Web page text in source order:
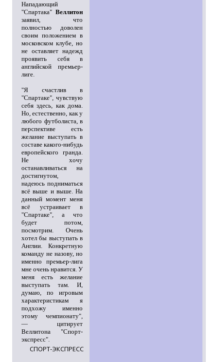
Нападающий
"Спартака" Веллитон
заявил, что
полностью доволен
своим положением в
московском клубе, но
не оставляет надежд
проявить себя в
английской премьер-
лиге.
"Я счастлив в
"Спартаке", чувствую
себя здесь, как дома.
Но, естественно, как у
любого футболиста, в
перспективе есть
желание выступать в
составе какого-нибудь
европейского гранда.
Не хочу
останавливаться на
достигнутом,
надеюсь подниматься
всё выше и выше. На
данный момент меня
всё устраивает в
"Спартаке", а что
будет потом,
посмотрим. Очень
хотел бы выступать в
Англии. Конкретную
команду не назову, но
именно премьер-лига
мне очень нравится. У
меня есть желание
выступать там. И,
думаю, по игровым
характеристикам я
подхожу именно
этому чемпионату",
— цитирует
Веллитона "Спорт-
экспресс".
СПОРТ-ЭКСПРЕСС